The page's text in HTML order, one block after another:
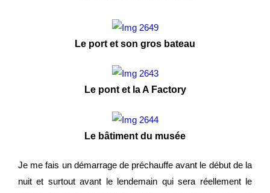
Le port et son gros bateau
Le pont et la A Factory
Le bâtiment du musée
Je me fais un démarrage de préchauffe avant le début de la
nuit et surtout avant le lendemain qui sera réellement le